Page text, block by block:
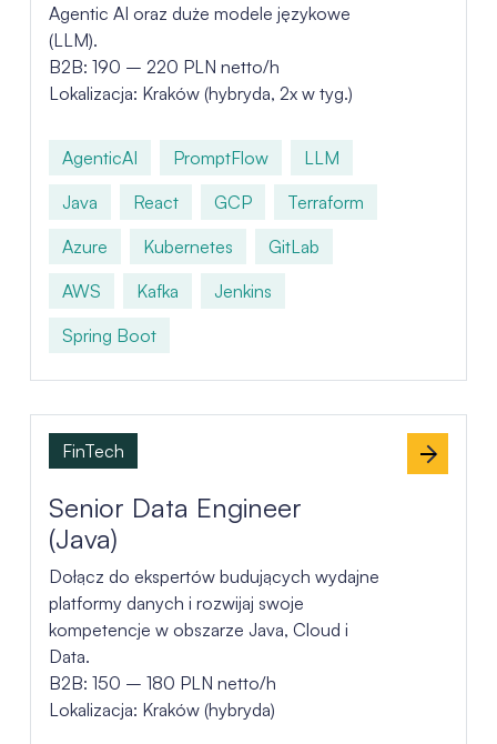
Agentic AI oraz duże modele językowe
(LLM).
B2B: 190 – 220 PLN netto/h
Lokalizacja: Kraków (hybryda, 2x w tyg.)
AgenticAI PromptFlow
LLM
Java
React GCP
Terraform
Azure
Kubernetes
GitLab
AWS
Kafka
Jenkins
Spring Boot
Senior Data Engineer
(Java)
Dołącz do ekspertów budujących wydajne
platformy danych i rozwijaj swoje
kompetencje w obszarze Java, Cloud i
Data.
B2B: 150 – 180 PLN netto/h
Lokalizacja: Kraków (hybryda)
FinTech